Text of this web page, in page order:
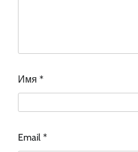
Имя *
Email *